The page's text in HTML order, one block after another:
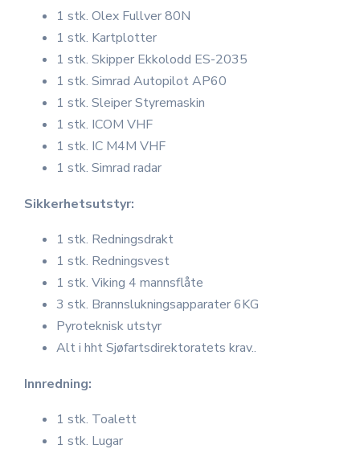
1 stk. Olex Fullver 80N
1 stk. Kartplotter
1 stk. Skipper Ekkolodd ES-2035
1 stk. Simrad Autopilot AP60
1 stk. Sleiper Styremaskin
1 stk. ICOM VHF
1 stk. IC M4M VHF
1 stk. Simrad radar
Sikkerhetsutstyr:
1 stk. Redningsdrakt
1 stk. Redningsvest
1 stk. Viking 4 mannsflåte
3 stk. Brannslukningsapparater 6KG
Pyroteknisk utstyr
Alt i hht Sjøfartsdirektoratets krav..
Innredning:
1 stk. Toalett
1 stk. Lugar